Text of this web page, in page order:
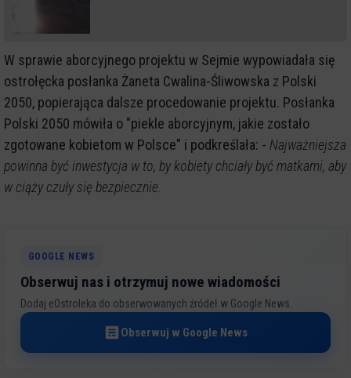
W sprawie aborcyjnego projektu w Sejmie wypowiadała się
ostrołęcka posłanka Żaneta Cwalina-Śliwowska z Polski
2050, popierająca dalsze procedowanie projektu. Posłanka
Polski 2050 mówiła o "piekle aborcyjnym, jakie zostało
zgotowane kobietom w Polsce" i podkreślała: - Najważniejsza
powinna być inwestycja w to, by kobiety chciały być matkami, aby
w ciąży czuły się bezpiecznie.
GOOGLE NEWS
Obserwuj nas i otrzymuj nowe wiadomości
Dodaj eOstroleka do obserwowanych źródeł w Google News.
Obserwuj w Google News